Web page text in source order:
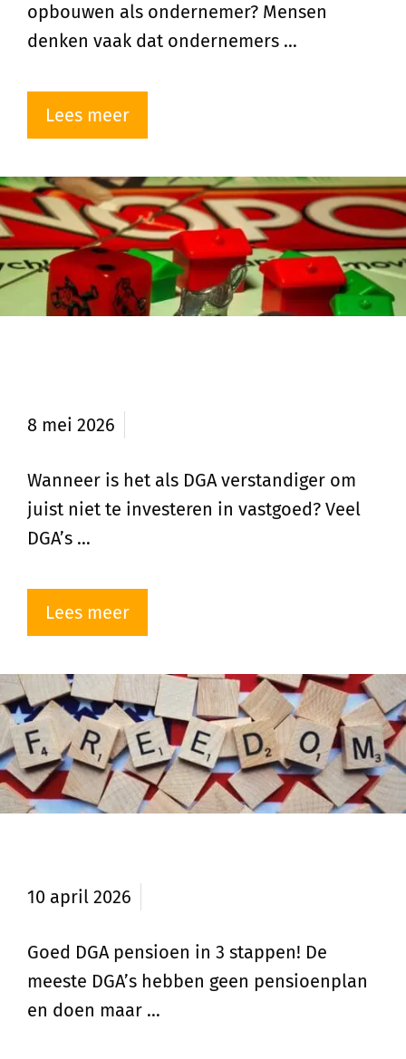
opbouwen als ondernemer? Mensen
denken vaak dat ondernemers …
Lees meer
8 mei 2026
Wanneer is het als DGA verstandiger om
juist niet te investeren in vastgoed? Veel
DGA’s …
Lees meer
10 april 2026
Goed DGA pensioen in 3 stappen! De
meeste DGA’s hebben geen pensioenplan
en doen maar …